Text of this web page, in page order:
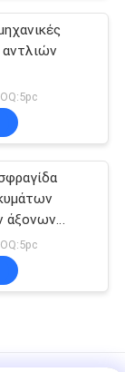
άξονων
σφραγίδων